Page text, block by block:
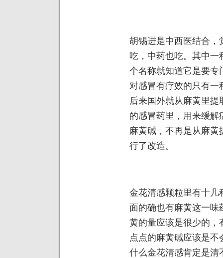
胡锡进是中西医结合，
吃，中药也吃。其中一
个名称就知道它是要专
对感冒有疗效的只有一
后来国外就从麻黄里
的感冒药里，用来缓
麻黄碱，不再是从麻
行了改造。
金花清感颗粒里有十几
面的确也有麻黄这一味
黄的量应该是很少的，
点点的麻黄碱应该是
什么金花清感肯定是清